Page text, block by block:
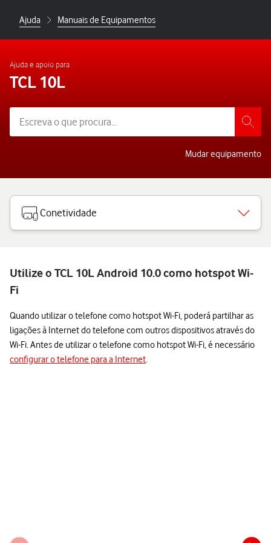
Ajuda Manuais de Equipamentos
Ajuda e apoio para
TCL 10L
Mudar equipamento
Conetividade
Utilize o TCL 10L Android 10.0 como hotspot Wi-
Fi
Quando utilizar o telefone como hotspot Wi-Fi, poderá partilhar as
ligações à Internet do telefone com outros dispositivos através do
Wi-Fi. Antes de utilizar o telefone como hotspot Wi-Fi, é necessário
configurar o telefone para a Internet.